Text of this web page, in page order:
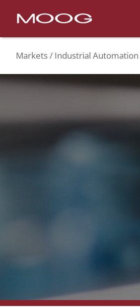
Markets Industrial Automation